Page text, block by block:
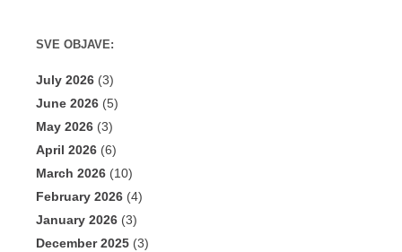
SVE OBJAVE:
July 2026 (3)
June 2026 (5)
May 2026 (3)
April 2026 (6)
March 2026 (10)
February 2026 (4)
January 2026 (3)
December 2025 (3)